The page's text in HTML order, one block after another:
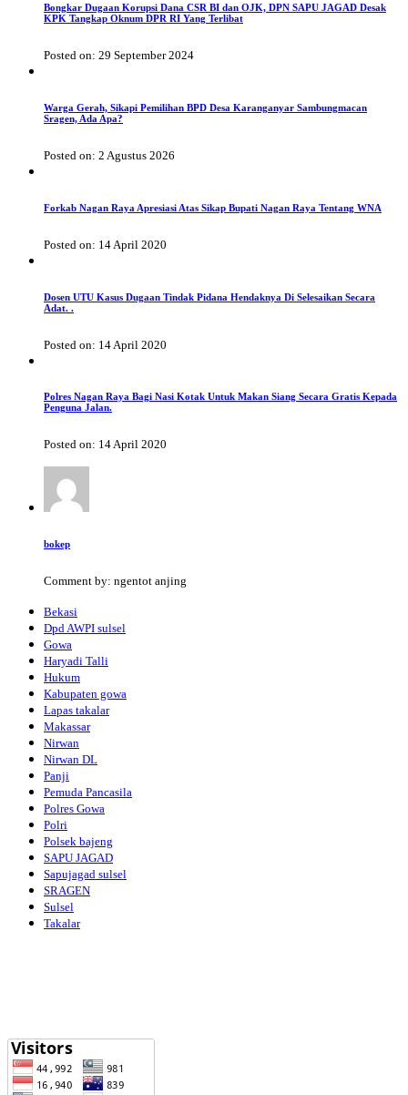
Bongkar Dugaan Korupsi Dana CSR BI dan OJK, DPN SAPU JAGAD Desak
KPK Tangkap Oknum DPR RI Yang Terlibat
Posted on: 29 September 2024
Warga Gerah, Sikapi Pemilihan BPD Desa Karanganyar Sambungmacan
Sragen, Ada Apa?
Posted on: 2 Agustus 2026
Forkab Nagan Raya Apresiasi Atas Sikap Bupati Nagan Raya Tentang WNA
Posted on: 14 April 2020
Dosen UTU Kasus Dugaan Tindak Pidana Hendaknya Di Selesaikan Secara
Adat. .
Posted on: 14 April 2020
Polres Nagan Raya Bagi Nasi Kotak Untuk Makan Siang Secara Gratis Kepada
Penguna Jalan.
Posted on: 14 April 2020
bokep
Comment by: ngentot anjing
Bekasi
Dpd AWPI sulsel
Gowa
Haryadi Talli
Hukum
Kabupaten gowa
Lapas takalar
Makassar
Nirwan
Nirwan DL
Panji
Pemuda Pancasila
Polres Gowa
Polri
Polsek bajeng
SAPU JAGAD
Sapujagad sulsel
SRAGEN
Sulsel
Takalar